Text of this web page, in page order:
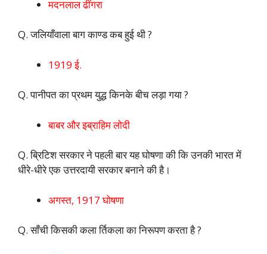
मदनलाल ढींगरा
Q. जलियाँवाला बाग काण्ड कब हुई थी ?
1919 ई.
Q. पानीपत का प्रथम युद्ध किनके बीच लड़ा गया ?
बाबर और इब्राहिम लोदी
Q. ब्रिटिश सरकार ने पहली बार यह घोषणा की कि उनकी भारत में
धीरे-धीरे एक उत्तरदायी सरकार बनाने की है।
अगस्त, 1917 घोषणा
Q. साँची किसकी कला र्तिकला का निरूपण करता है ?